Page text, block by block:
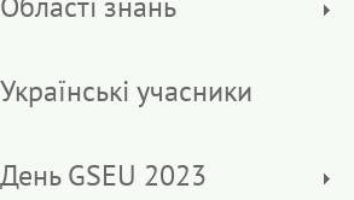
Українські учасники
День GSEU 2023